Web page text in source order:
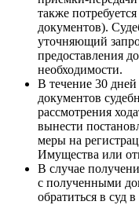
также
документов).
уточняющий
предоставления
необходимости.
В течение 30 дней
документов
рассмотрения
вынести
меры на
Имущества или
В случае
с полученными
обратиться в суд